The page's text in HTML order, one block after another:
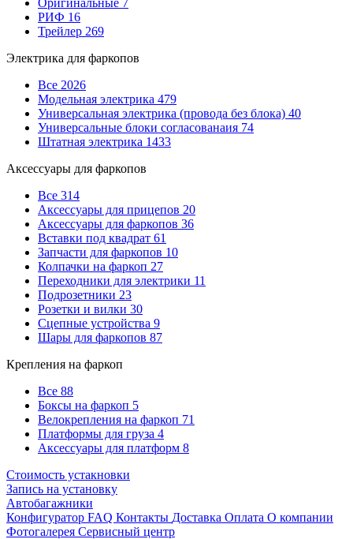
РИФ 16
Трейлер 269
Электрика для фаркопов
Все 2026
Модельная электрика 479
Универсальная электрика (провода без блока) 40
Универсальные блоки согласованаия 74
Штатная электрика 1433
Аксессуары для фаркопов
Все 314
Аксессуары для прицепов 20
Аксессуары для фаркопов 36
Вставки под квадрат 61
Запчасти для фаркопов 10
Колпачки на фаркоп 27
Переходники для электрики 11
Подрозетники 23
Розетки и вилки 30
Сцепные устройства 9
Шары для фаркопов 87
Крепления на фаркоп
Все 88
Боксы на фаркоп 5
Велокрепления на фаркоп 71
Платформы для груза 4
Аксессуары для платформ 8
Стоимость устакновки
Запись на установку
Автобагажники
Конфигуратор FAQ Контакты Доставка Оплата О компании
Фотогалерея Сервисный центр